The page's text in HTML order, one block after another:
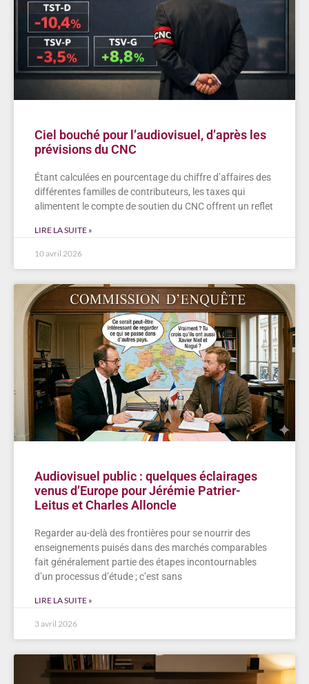
Ciel bouché pour l’audiovisuel, d’après les
prévisions du CNC
Étant calculées en pourcentage du chiffre d’affaires des
différentes familles de contributeurs, les taxes qui
alimentent le compte de soutien du CNC offrent un reflet
LIRE LA SUITE »
10 avril 2026
Audiovisuel public : quelques éclairages
venus d’Europe pour Jérémie Patrier-
Leitus et Charles Alloncle
Regarder au-delà des frontières pour se nourrir des
enseignements puisés dans des marchés comparables
fait généralement partie des étapes incontournables
d’un processus d’étude ; c’est sans
LIRE LA SUITE »
3 avril 2026